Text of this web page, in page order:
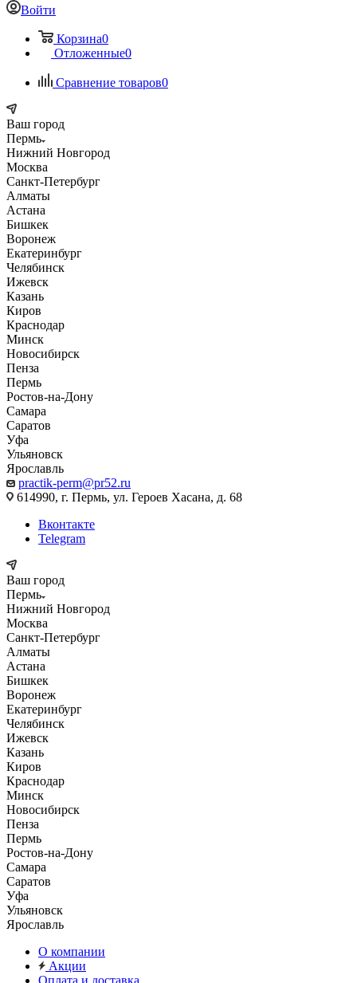
Войти
Корзина0
Отложенные0
Сравнение товаров0
Ваш город
Пермь
Нижний Новгород
Москва
Санкт-Петербург
Алматы
Астана
Бишкек
Воронеж
Екатеринбург
Челябинск
Ижевск
Казань
Киров
Краснодар
Минск
Новосибирск
Пенза
Пермь
Ростов-на-Дону
Самара
Саратов
Уфа
Ульяновск
Ярославль
practik-perm@pr52.ru
614990, г. Пермь, ул. Героев Хасана, д. 68
Вконтакте
Telegram
Ваш город
Пермь
Нижний Новгород
Москва
Санкт-Петербург
Алматы
Астана
Бишкек
Воронеж
Екатеринбург
Челябинск
Ижевск
Казань
Киров
Краснодар
Минск
Новосибирск
Пенза
Пермь
Ростов-на-Дону
Самара
Саратов
Уфа
Ульяновск
Ярославль
О компании
Акции
Оплата и доставка